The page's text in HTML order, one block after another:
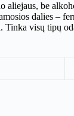
aliejaus, be
dalies –
visų tipų